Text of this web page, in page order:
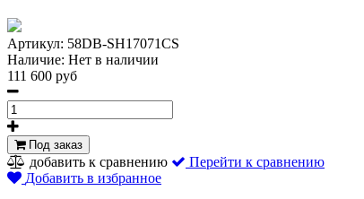
Артикул: 58DB-SH17071CS
Наличие: Нет в наличии
111 600 руб
Под заказ
добавить к сравнению
Перейти к сравнению
Добавить в избранное